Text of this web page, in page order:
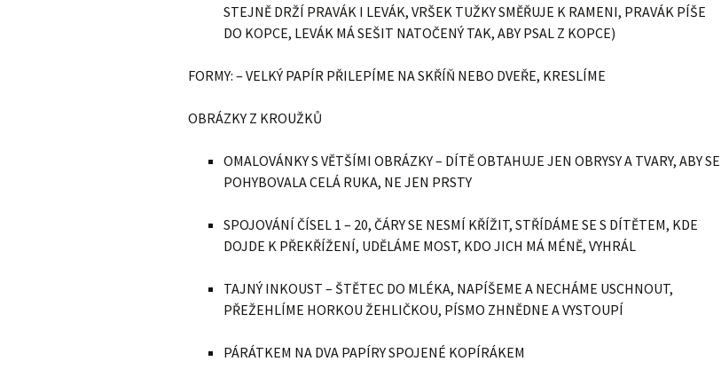
STEJNĚ DRŽÍ PRAVÁK I LEVÁK, VRŠEK TUŽKY SMĚŘUJE K RAMENI, PRAVÁK PÍŠE
DO KOPCE, LEVÁK MÁ SEŠIT NATOČENÝ TAK, ABY PSAL Z KOPCE)
FORMY: – VELKÝ PAPÍR PŘILEPÍME NA SKŘÍŇ NEBO DVEŘE, KRESLÍME
OBRÁZKY Z KROUŽKŮ
OMALOVÁNKY S VĚTŠÍMI OBRÁZKY – DÍTĚ OBTAHUJE JEN OBRYSY A TVARY, ABY SE
POHYBOVALA CELÁ RUKA, NE JEN PRSTY
SPOJOVÁNÍ ČÍSEL 1 – 20, ČÁRY SE NESMÍ KŘÍŽIT, STŘÍDÁME SE S DÍTĚTEM, KDE
DOJDE K PŘEKŘÍŽENÍ, UDĚLÁME MOST, KDO JICH MÁ MÉNĚ, VYHRÁL
TAJNÝ INKOUST – ŠTĚTEC DO MLÉKA, NAPÍŠEME A NECHÁME USCHNOUT,
PŘEŽEHLÍME HORKOU ŽEHLIČKOU, PÍSMO ZHNĚDNE A VYSTOUPÍ
PÁRÁTKEM NA DVA PAPÍRY SPOJENÉ KOPÍRÁKEM